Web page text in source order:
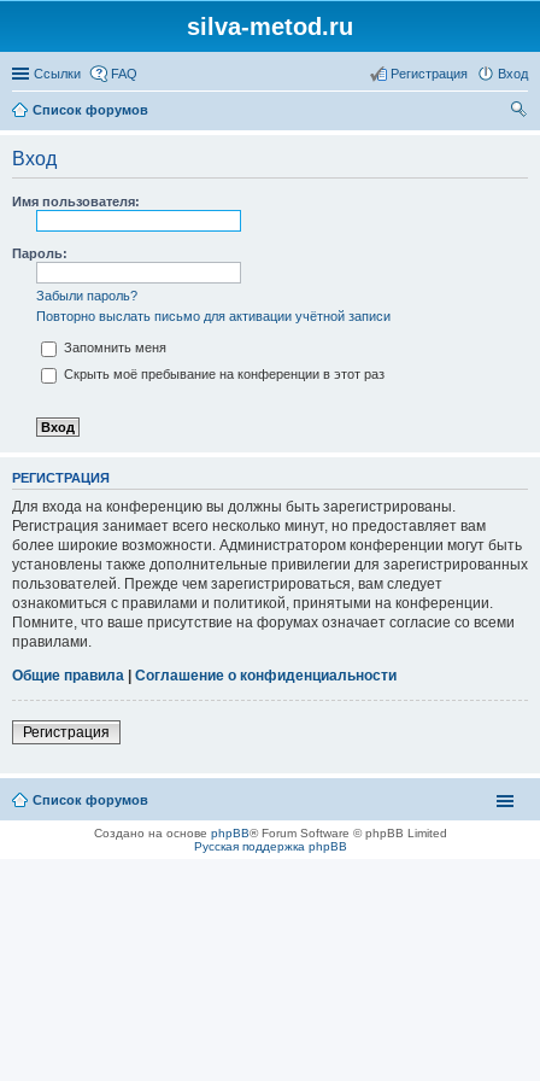
silva-metod.ru
Ссылки FAQ Вход
Регистрация
Список форумов
Вход
Имя пользователя:
Пароль:
Забыли пароль?
Повторно выслать письмо для активации учётной записи
Запомнить меня
Скрыть моё пребывание на конференции в этот раз
РЕГИСТРАЦИЯ
Для входа на конференцию вы должны быть зарегистрированы.
Регистрация занимает всего несколько минут, но предоставляет вам
более широкие возможности. Администратором конференции могут быть
установлены также дополнительные привилегии для зарегистрированных
пользователей. Прежде чем зарегистрироваться, вам следует
ознакомиться с правилами и политикой, принятыми на конференции.
Помните, что ваше присутствие на форумах означает согласие со всеми
правилами.
Общие правила | Соглашение о конфиденциальности
Регистрация
Список форумов
Создано на основе phpBB® Forum Software © phpBB Limited
Русская поддержка phpBB